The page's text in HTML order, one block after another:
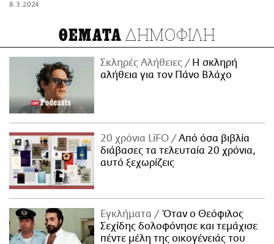
8.3.2024
ΘΕΜΑΤΑ ΔΗΜΟΦΙΛΗ
Σκληρές Αλήθειες
H σκληρή
αλήθεια για τον Πάνο Βλάχο
20 χρόνια LiFO
Από όσα βιβλία
διάβασες τα τελευταία 20 χρόνια,
αυτό ξεχωρίζεις
Εγκλήματα
Όταν ο Θεόφιλος
Σεχίδης δολοφόνησε και τεμάχισε
πέντε μέλη της οικογένειάς του